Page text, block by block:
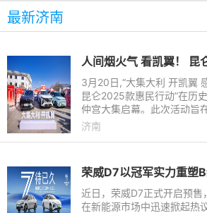
最新济南
3月20日,“大集大利 开凯翼
昆仑2025款惠民行动”在历
仲宫大集启幕。此次活动旨
式,让广大消费者深切体会凯
济南
近日，荣威D7正式开启预售
在新能源市场中迅速掀起热